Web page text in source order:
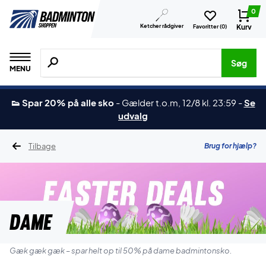
Ketcher rådgiver Favoritter (0)
0
Kurv
MENU
Søg efter produkter, mærker etc.
Søg
👟 Spar 20% på alle sko - Gælder t.o.m, 12/8 kl. 23:59 -Se
udvalg
Tilbage Brug for hjælp?
Dame
Gæk gæk gæk – spar helt op til 50% på dame badmintonsko.